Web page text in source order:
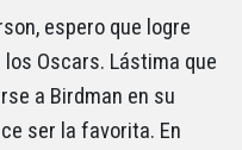
espero que logre
Oscars. Lástima que
a Birdman en su
ser la favorita. En